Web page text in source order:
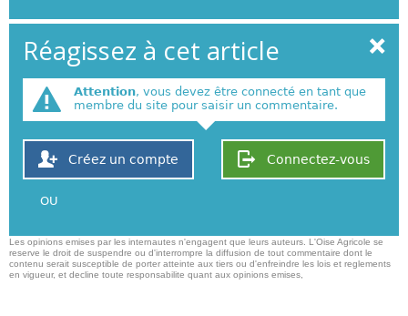
Réagissez à cet article
Attention, vous devez être connecté en tant que
membre du site pour saisir un commentaire.
Connectez-vous
Créez un compte
OU
Les opinions emises par les internautes n'engagent que leurs auteurs. L'Oise Agricole se
reserve le droit de suspendre ou d'interrompre la diffusion de tout commentaire dont le
contenu serait susceptible de porter atteinte aux tiers ou d'enfreindre les lois et reglements
en vigueur, et decline toute responsabilite quant aux opinions emises,